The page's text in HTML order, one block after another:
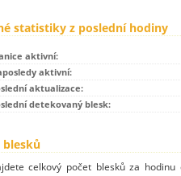
statistiky z poslední hodiny
aktivní:
aktivní:
aktualizace:
detekovaný blesk:
blesků
celkový počet blesků za